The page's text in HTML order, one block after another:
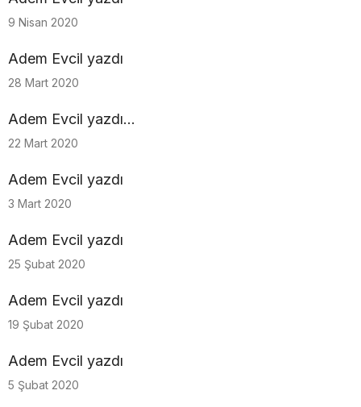
9 Nisan 2020
Adem Evcil yazdı
28 Mart 2020
Adem Evcil yazdı...
22 Mart 2020
Adem Evcil yazdı
3 Mart 2020
Adem Evcil yazdı
25 Şubat 2020
Adem Evcil yazdı
19 Şubat 2020
Adem Evcil yazdı
5 Şubat 2020